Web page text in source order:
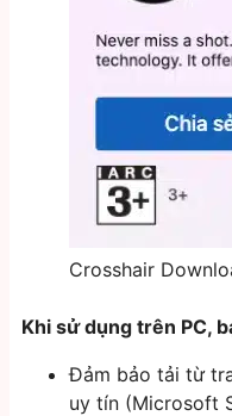
Crosshair
Khi sử dụng trên PC,
Đảm bảo tải từ
uy tín (Microsoft